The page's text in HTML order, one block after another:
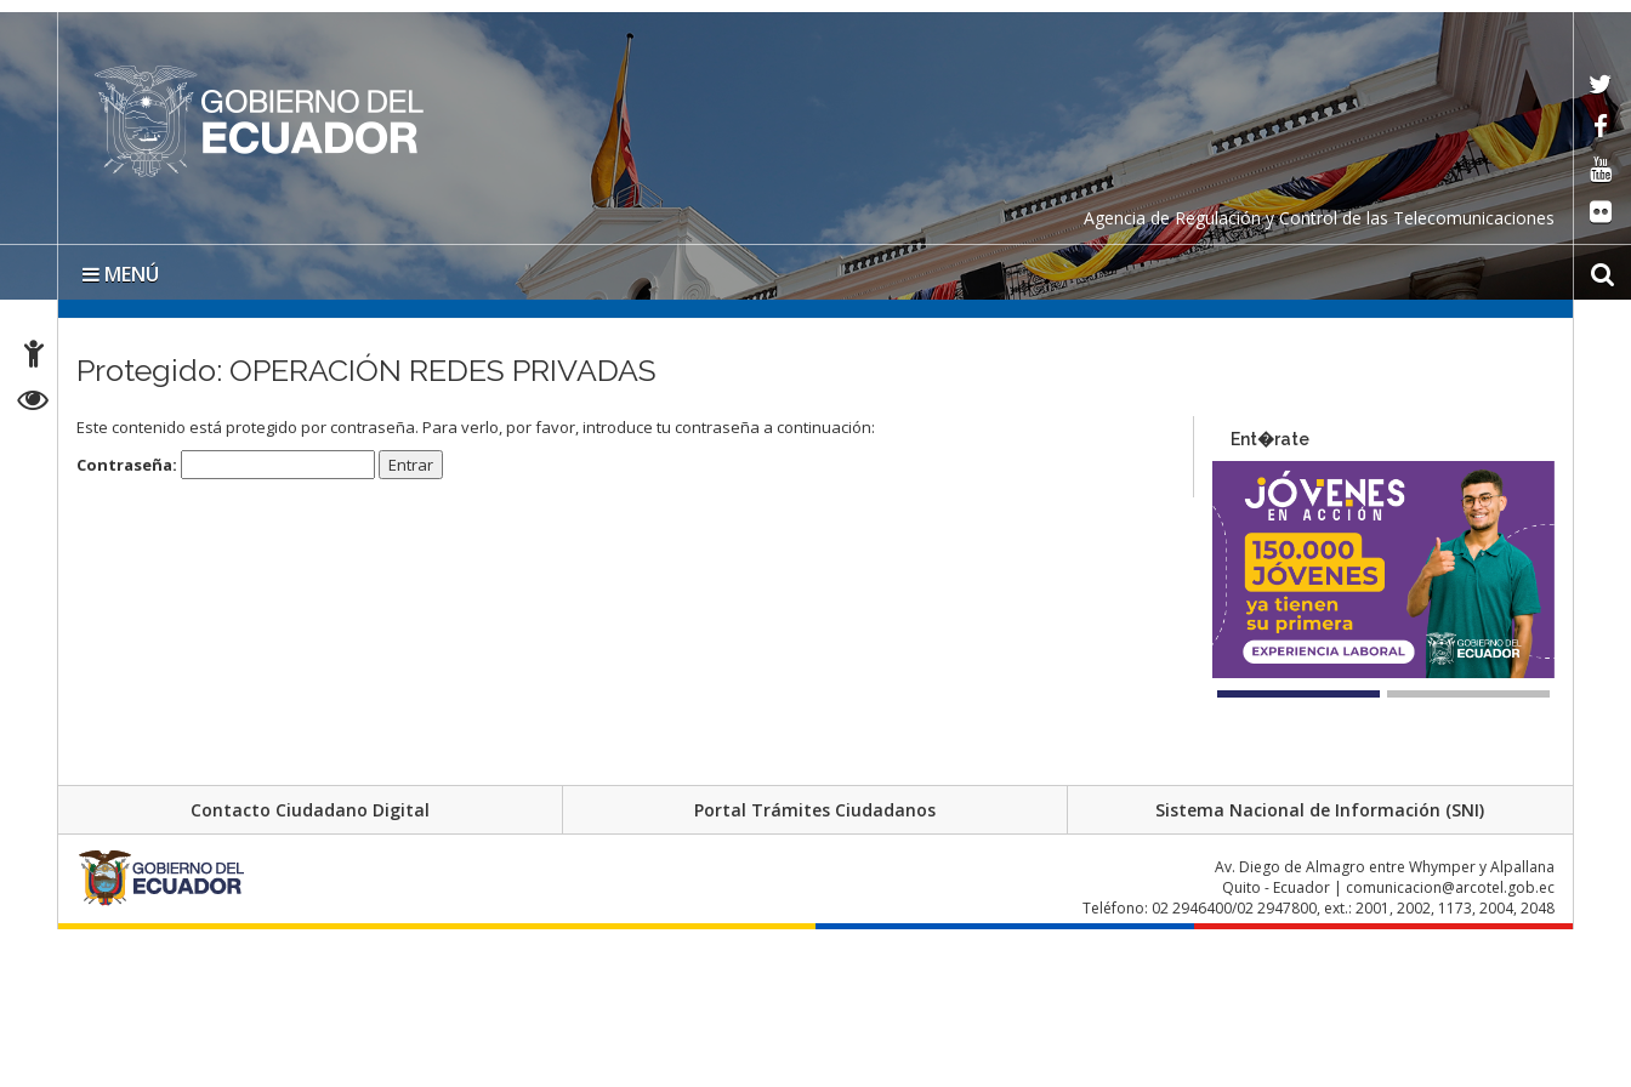
Agencia de Regulación y Control de las Telecomunicaciones
MENÚ
Protegido: OPERACIÓN REDES PRIVADAS
Este contenido está protegido por contraseña. Para verlo, por favor, introduce tu contraseña a continuación:
Contraseña:
Ent�rate
Contacto Ciudadano Digital Portal Trámites Ciudadanos Sistema Nacional de Información (SNI)
Av. Diego de Almagro entre Whymper y Alpallana
Quito - Ecuador | comunicacion@arcotel.gob.ec
Teléfono: 02 2946400/02 2947800, ext.: 2001, 2002, 1173, 2004, 2048